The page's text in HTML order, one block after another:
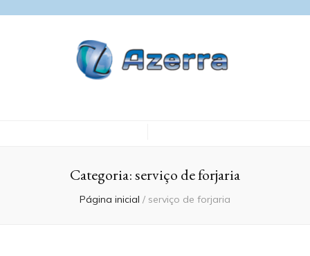
Categoria:serviço de forjaria
Página inicial / serviço de forjaria